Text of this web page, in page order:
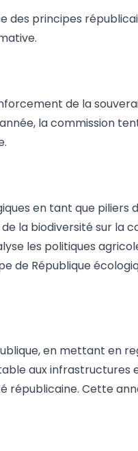
des principes
de la
la commission
en tant que piliers
biodiversité sur la
les politiques
de République
en mettant en
aux infrastructures
Cette